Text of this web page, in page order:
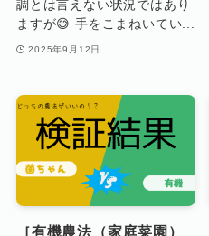
調とは言えない状況ではあり
ますが😅 手をこまねいてい...
2025年9月12日
［有機農法（家庭菜園）